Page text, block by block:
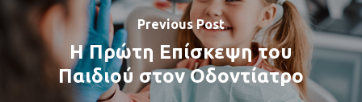
Previous Post
Η Πρώτη Επίσκεψη του
Παιδιού στον Οδοντίατρο